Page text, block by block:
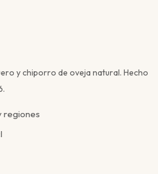
y chiporro de oveja natural. Hecho
regiones